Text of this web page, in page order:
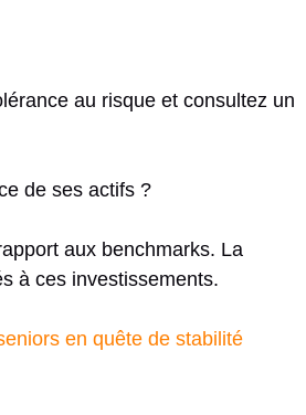
au risque et consultez un
de ses actifs ?
aux benchmarks. La
à ces investissements.
en quête de stabilité